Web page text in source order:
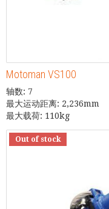
Motoman VS100
轴数: 7
最大运动距离: 2,236mm
最大载荷: 110kg
Out of stock